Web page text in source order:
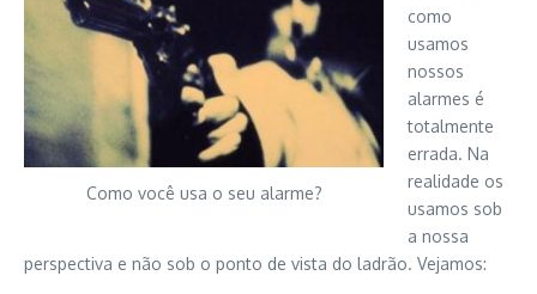
Como você usa o seu alarme?
como
usamos
nossos
alarmes é
totalmente
errada. Na
realidade os
usamos sob
a nossa
perspectiva e não sob o ponto de vista do ladrão. Vejamos: